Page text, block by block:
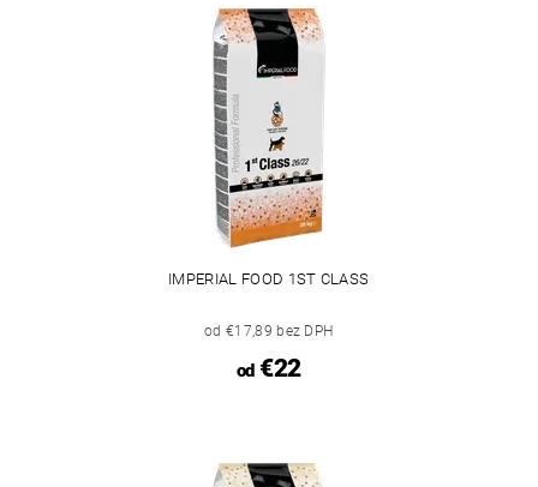
IMPERIAL FOOD 1ST CLASS
od €17,89 bez DPH
od€22